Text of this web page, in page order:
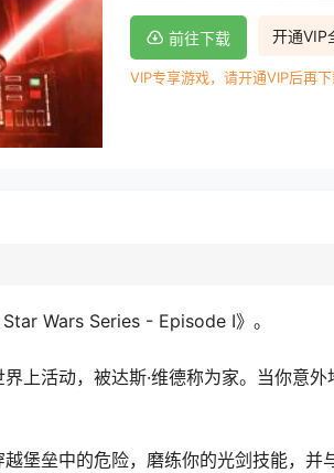
开通VIP
前往下载
VIP专享游戏，请开通VIP后再下
Wars Series - Episode I》。
上活动，被达斯·维德称为家。当你意
堡垒中的危险，磨练你的光剑技能，并